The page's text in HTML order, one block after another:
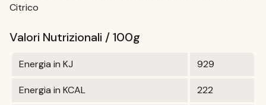
Citrico
Valori Nutrizionali / 100g
Energia in KJ 929
Energia in KCAL 222